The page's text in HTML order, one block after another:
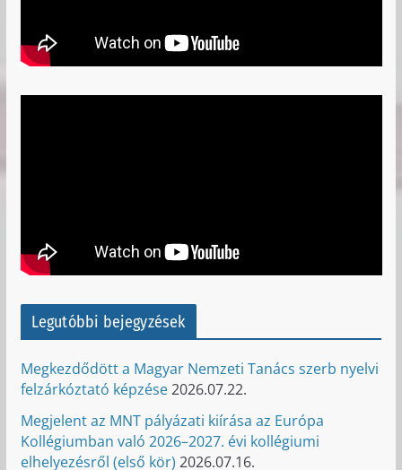
Legutóbbi bejegyzések
Megkezdődött a Magyar Nemzeti Tanács szerb nyelvi
felzárkóztató képzése2026.07.22.
Megjelent az MNT pályázati kiírása az Európa
Kollégiumban való 2026–2027. évi kollégiumi
elhelyezésről (első kör) 2026.07.16.